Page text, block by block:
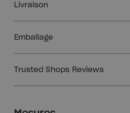
Livraison
Emballage
Trusted Shops Reviews